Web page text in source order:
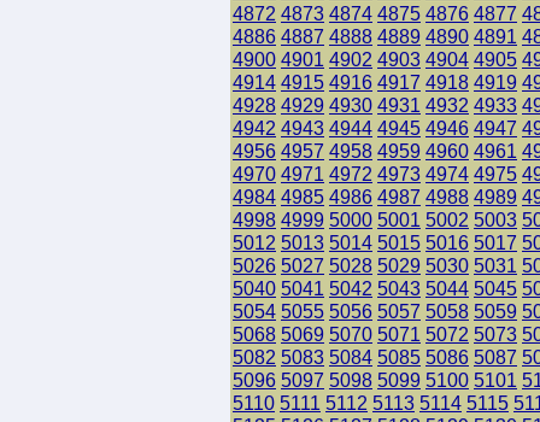
4872 4873 4874 4875 4876 4877
4886 4887 4888 4889 4890 4891
4900 4901 4902 4903 4904 4905
4914 4915 4916 4917 4918 4919
4928 4929 4930 4931 4932 4933
4942 4943 4944 4945 4946 4947
4956 4957 4958 4959 4960 4961
4970 4971 4972 4973 4974 4975
4984 4985 4986 4987 4988 4989
4998 4999 5000 5001 5002 5003
5012 5013 5014 5015 5016 5017
5026 5027 5028 5029 5030 5031
5040 5041 5042 5043 5044 5045
5054 5055 5056 5057 5058 5059
5068 5069 5070 5071 5072 5073
5082 5083 5084 5085 5086 5087
5096 5097 5098 5099 5100 5101
5110 5111 5112 5113 5114 5115